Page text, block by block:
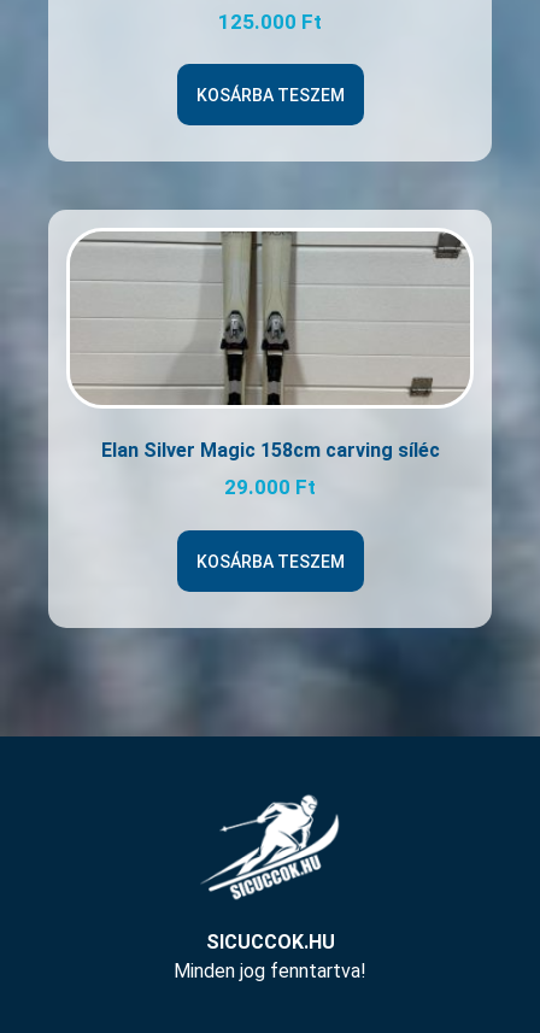
125.000 Ft
KOSÁRBA TESZEM
Elan Silver Magic 158cm carving síléc
29.000 Ft
KOSÁRBA TESZEM
SICUCCOK.HU
Minden jog fenntartva!